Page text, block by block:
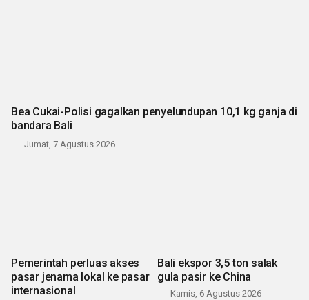
Bea Cukai-Polisi gagalkan penyelundupan 10,1 kg ganja di
bandara Bali
Jumat, 7 Agustus 2026
Pemerintah perluas akses
pasar jenama lokal ke pasar
internasional
Bali ekspor 3,5 ton salak
gula pasir ke China
Kamis, 6 Agustus 2026